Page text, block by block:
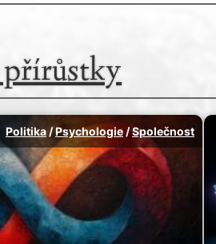
přírůstky
Politika /Psychologie /Společnost